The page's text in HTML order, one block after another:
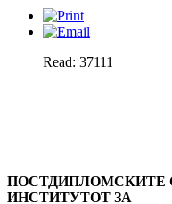
Read: 37111
ПОСТДИПЛОМСКИТЕ
ИНСТИТУТОТ ЗА